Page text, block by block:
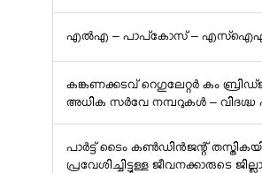
എൽഎ – പാപ്‌കോസ് – എസ്‌ഐ‌എ –
കങ്കണക്കടവ് റെഗുലേറ്റർ കം
അധിക സർവേ നമ്പറുകൾ – വിദഗ്ദ്ധ
പാര്‍ട്ട് ടൈം കണ്‍ഡിന്‍ജന്റ്‍
പ്രവേശിച്ചിട്ടുള്ള ജീവനക്കാരുടെ